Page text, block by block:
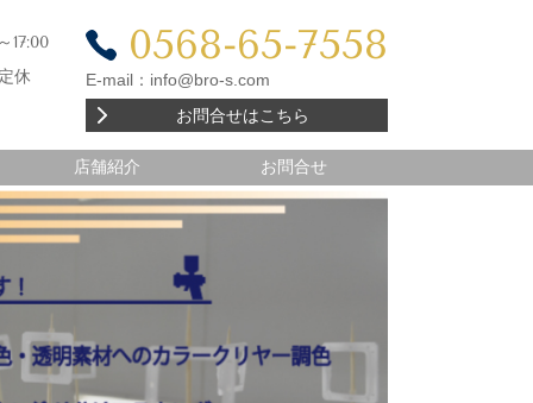
17:00
休
0568-65-7558
E-mail： info@bro-s.com
お問合せはこちら
店舗紹介 お問合せ